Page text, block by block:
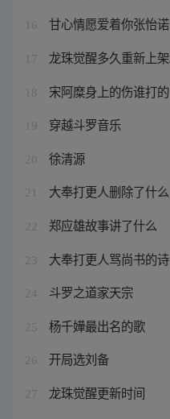
16 甘心情愿爱着你张怡诺
17 龙珠觉醒多久重新上
18 宋阿糜身上的伤谁打的
19 穿越斗罗音乐
20 徐清源
21 大奉打更人删除了什么
22 郑应雄故事讲了什么
23 大奉打更人骂尚书的诗
24 斗罗之道家天宗
25 杨千嬅最出名的歌
26 开局选刘备
27
龙珠觉醒更新时间